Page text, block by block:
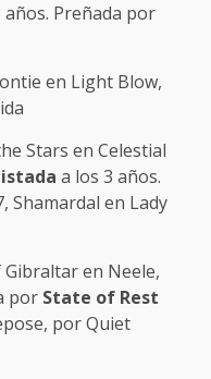
años. Preñada por
en Light Blow,
Stars en Celestial
a los 3 años.
Shamardal en Lady
Gibraltar en Neele,
por State of Rest
por Quiet